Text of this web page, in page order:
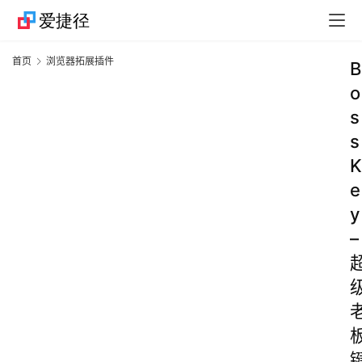
首页 浏览器拓展插件
B
o
s
s
K
e
y
–